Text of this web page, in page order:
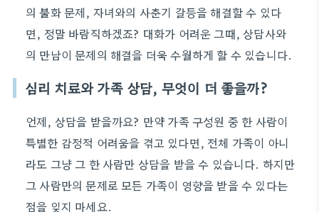
의 불화 문제, 자녀와의 사춘기 갈등을 해결할 수 있다
면, 정말 바람직하겠죠? 대화가 어려운 그때, 상담사와
의 만남이 문제의 해결을 더욱 수월하게 할 수 있습니다.
심리 치료와 가족 상담, 무엇이 더 좋을까?
언제, 상담을 받을까요? 만약 가족 구성원 중 한 사람이
특별한 감정적 어려움을 겪고 있다면, 전체 가족이 아니
라도 그냥 그 한 사람만 상담을 받을 수 있습니다. 하지만
그 사람만의 문제로 모든 가족이 영향을 받을 수 있다는
점을 잊지 마세요.